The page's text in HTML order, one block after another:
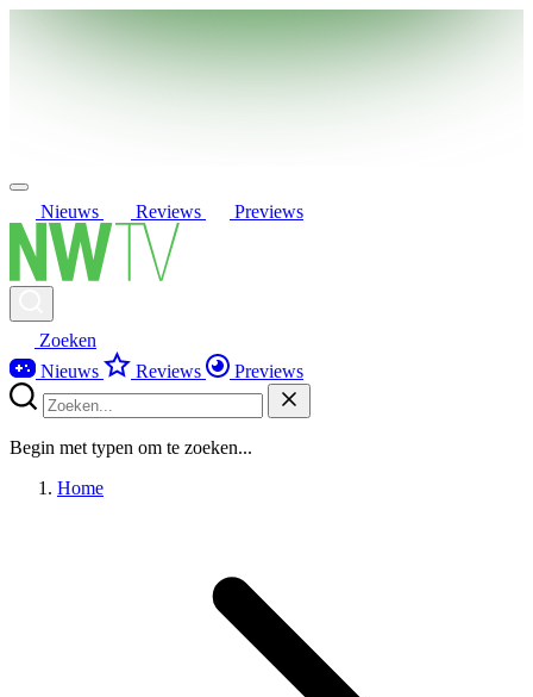
Nieuws Reviews Previews
Zoeken
Nieuws
Reviews Previews
Begin met typen om te zoeken...
Home